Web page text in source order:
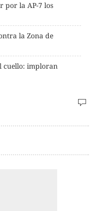
por la AP-7 los
la Zona de
cuello: imploran